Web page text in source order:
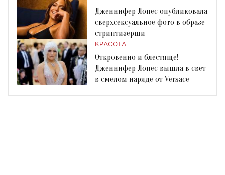
Дженнифер Лопес опубликовала
сверхсексуальное фото в образе
стриптизерши
КРАСОТА
Откровенно и блестяще!
Дженнифер Лопес вышла в свет
в смелом наряде от Versace